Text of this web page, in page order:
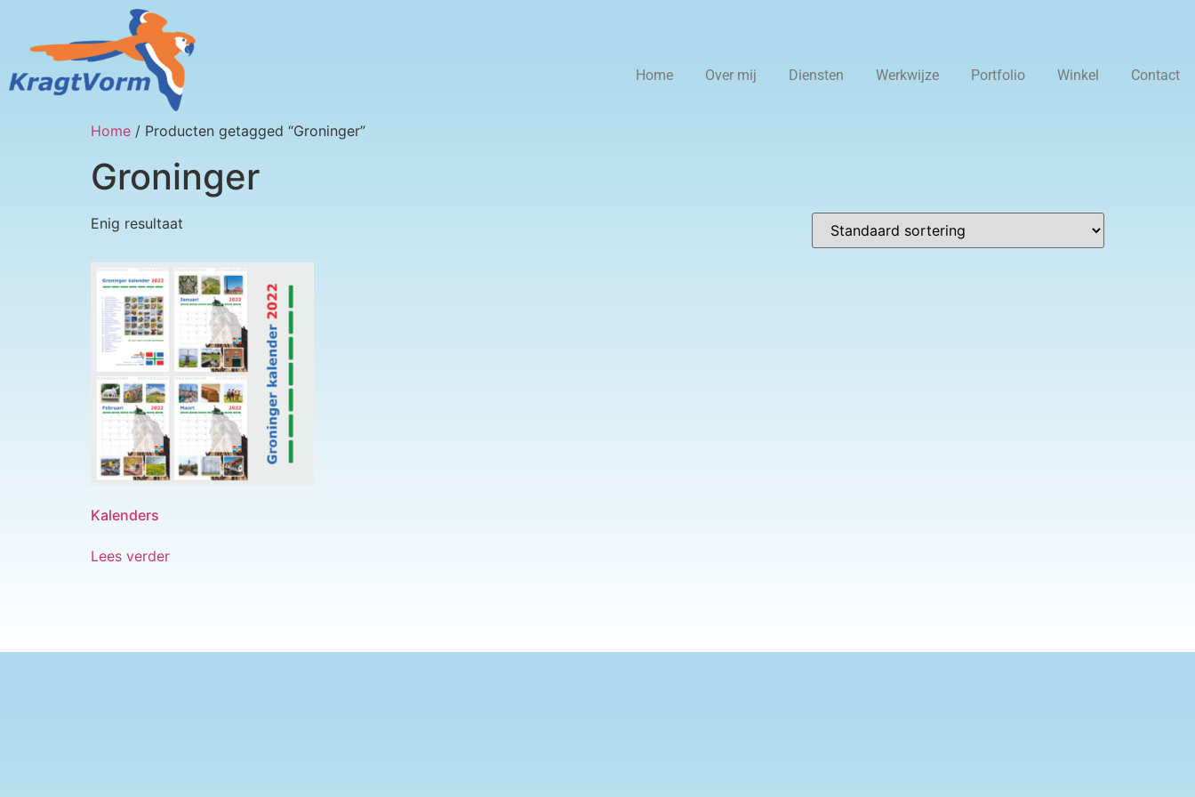
Home Over mij Diensten Werkwijze Portfolio Winkel Contact
Home / Producten getagged “Groninger”
Groninger
Enig resultaat
Kalenders
Lees verder